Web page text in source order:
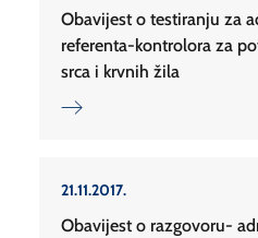
Obavijest o testiranju za
referenta-kontrolora za
srca i krvnih žila
21.11.2017.
Obavijest o razgovoru-